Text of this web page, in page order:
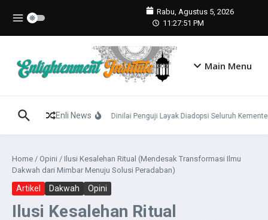
Rabu, Agustus 5, 2026
11:27:52 PM
Main Menu
Enli News
Konsep Panca Cinta Dinilai Penguji Layak Diadopsi Seluruh
Home / Opini / Ilusi Kesalehan Ritual (Mendesak Transformasi Ilmu
Dakwah dari Mimbar Menuju Solusi Peradaban)
Artikel Dakwah Opini
Ilusi Kesalehan Ritual